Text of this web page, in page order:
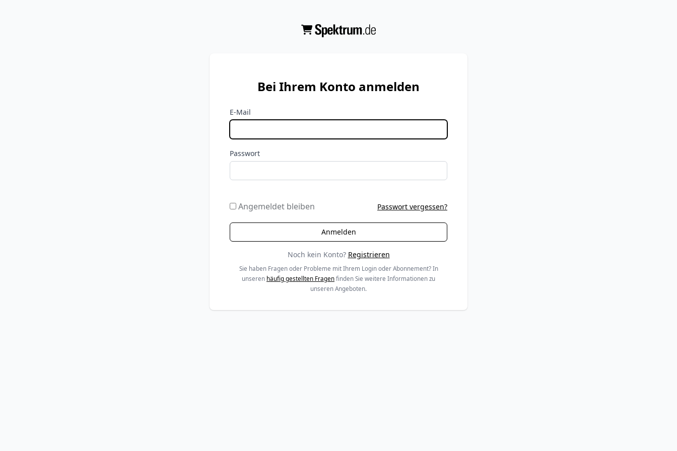
Bei Ihrem Konto anmelden
E-Mail
Passwort
Angemeldet bleiben Passwort vergessen?
Noch kein Konto? Registrieren
Sie haben Fragen oder Probleme mit Ihrem Login oder Abonnement? In
unseren häufig gestellten Fragen finden Sie weitere Informationen zu
unseren Angeboten.